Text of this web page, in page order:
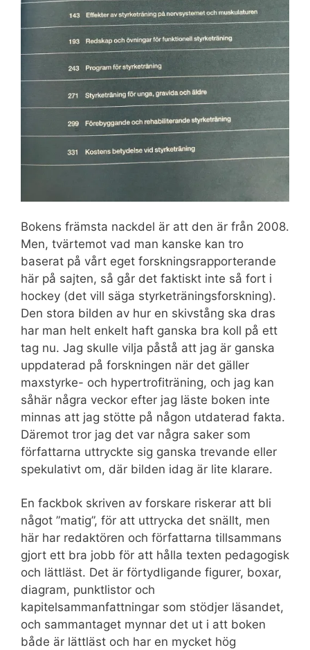
Bokens främsta nackdel är att den är från 2008.
Men, tvärtemot vad man kanske kan tro
baserat på vårt eget forskningsrapporterande
här på sajten, så går det faktiskt inte så fort i
hockey (det vill säga styrketräningsforskning).
Den stora bilden av hur en skivstång ska dras
har man helt enkelt haft ganska bra koll på ett
tag nu. Jag skulle vilja påstå att jag är ganska
uppdaterad på forskningen när det gäller
maxstyrke- och hypertrofiträning, och jag kan
såhär några veckor efter jag läste boken inte
minnas att jag stötte på någon utdaterad fakta.
Däremot tror jag det var några saker som
författarna uttryckte sig ganska trevande eller
spekulativt om, där bilden idag är lite klarare.
En fackbok skriven av forskare riskerar att bli
något ”matig”, för att uttrycka det snällt, men
här har redaktören och författarna tillsammans
gjort ett bra jobb för att hålla texten pedagogisk
och lättläst. Det är förtydligande figurer, boxar,
diagram, punktlistor och
kapitelsammanfattningar som stödjer läsandet,
och sammantaget mynnar det ut i att boken
både är lättläst och har en mycket hög